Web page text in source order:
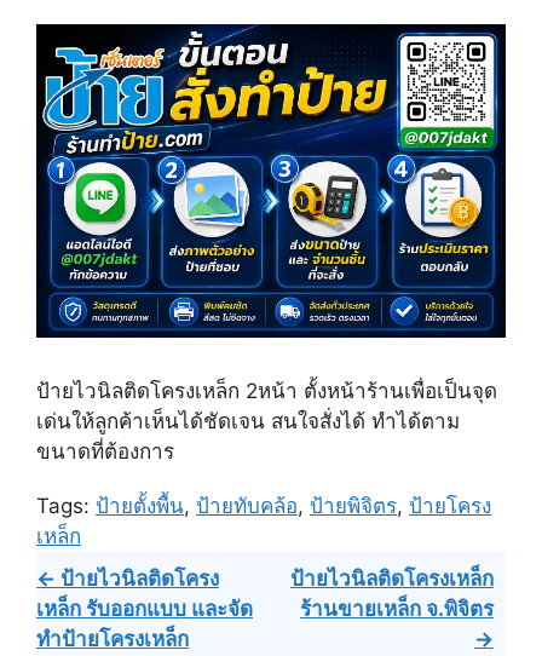
t
t
e
r
o
o
k
r
e
s
t
ป้ายไวนิลติดโครงเหล็ก 2หน้า ตั้งหน้าร้านเพื่อเป็นจุด
เด่นให้ลูกค้าเห็นได้ชัดเจน สนใจสั่งได้ ทำได้ตาม
ขนาดที่ต้องการ
Tags: ป้ายตั้งพื้น, ป้ายทับคล้อ, ป้ายพิจิตร, ป้ายโครง
เหล็ก
Post
navigation
← ป้ายไวนิลติดโครง
เหล็ก รับออกแบบ และจัด
ทำป้ายโครงเหล็ก
ป้ายไวนิลติดโครงเหล็ก
ร้านขายเหล็ก จ.พิจิตร
→